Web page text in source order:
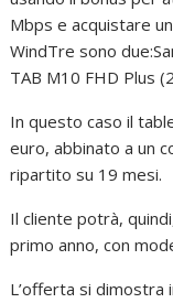
Mbps e acquistare
WindTre sono
TAB M10 FHD Plus
In questo caso il
euro, abbinato a un
ripartito su 19 mesi.
Il cliente potrà,
primo anno, con
L’offerta si dimostra